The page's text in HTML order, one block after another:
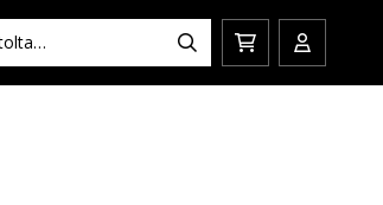
Hae
Siirry
Avaa/